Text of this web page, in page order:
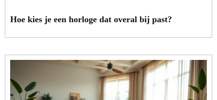
Hoe kies je een horloge dat overal bij past?